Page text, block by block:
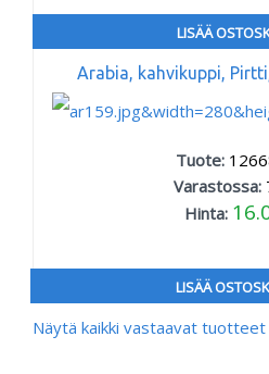
LISÄÄ
Arabia, kahvikuppi,
Tuote:
Varastossa:
Hinta:
LISÄÄ
Näytä kaikki vastaavat tuotteet